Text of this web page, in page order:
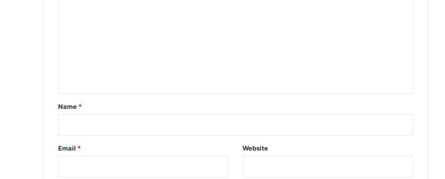
*
Name *
Email * Website